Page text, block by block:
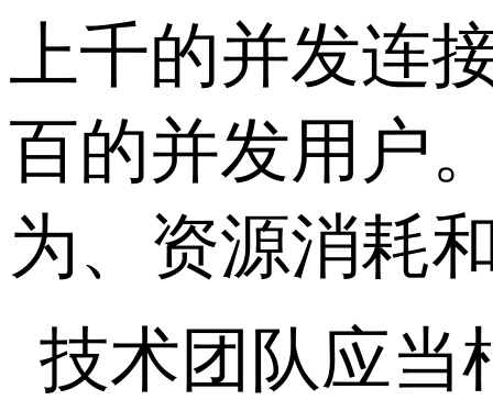
上千的并发连
百的并发用户
为、资源消耗
技术团队应当